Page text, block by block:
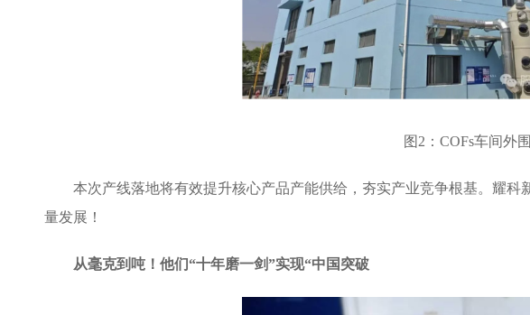
图2：COFs车间外围
本次产线落地将有效提升核心产品产能供给，夯实产业竞争根基。耀
量发展！
从毫克到吨！他们“十年磨一剑”实现“中国突破